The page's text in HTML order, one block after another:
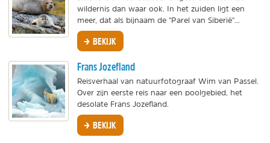
wildernis dan waar ook. In het zuiden ligt een
meer, dat als bijnaam de "Parel van Siberië"...
BEKIJK
Frans Jozefland
Reisverhaal van natuurfotograaf Wim van Passel.
Over zijn eerste reis naar een poolgebied, het
desolate Frans Jozefland.
BEKIJK